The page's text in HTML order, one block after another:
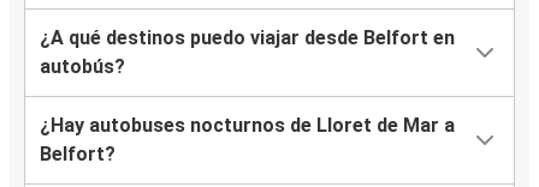
¿A qué destinos puedo viajar desde Belfort en
autobús?
¿Hay autobuses nocturnos de Lloret de Mar a
Belfort?